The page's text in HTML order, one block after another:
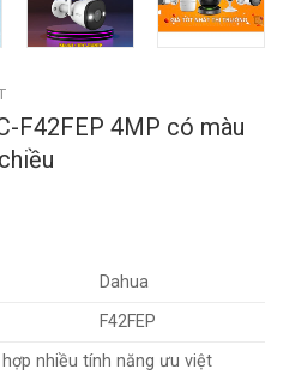
F42FEP 4MP có màu
Dahua
F42FEP
nhiều tính năng ưu việt